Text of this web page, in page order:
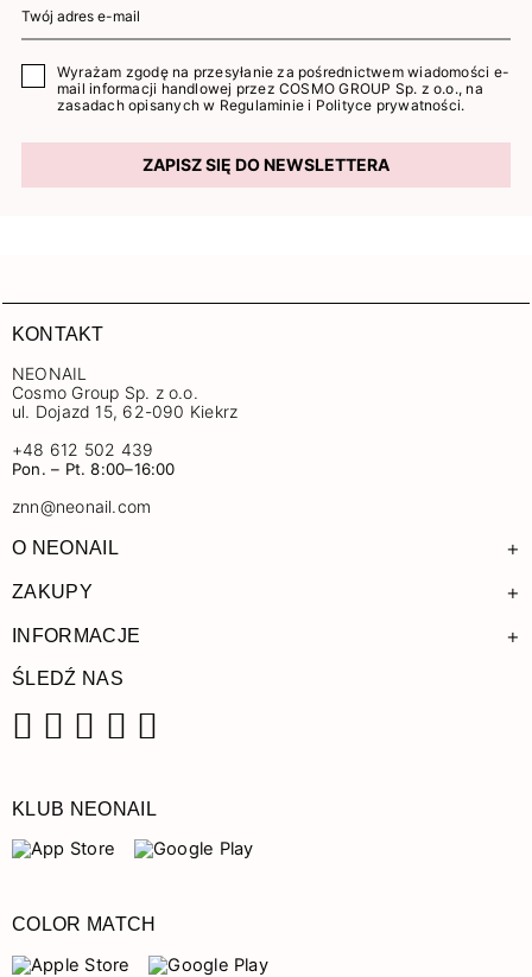
Wyrażam zgodę na przesyłanie za pośrednictwem wiadomości e-
mail informacji handlowej przez COSMO GROUP Sp. z o.o., na
zasadach opisanych w Regulaminie i Polityce prywatności.
ZAPISZ SIĘ DO NEWSLETTERA
KONTAKT
NEONAIL
Cosmo Group Sp. z o.o.
ul. Dojazd 15, 62-090 Kiekrz
+48 612 502 439
Pon. – Pt. 8:00–16:00
znn@neonail.com
O NEONAIL +
ZAKUPY +
INFORMACJE +
ŚLEDŹ NAS
KLUB NEONAIL
COLOR MATCH